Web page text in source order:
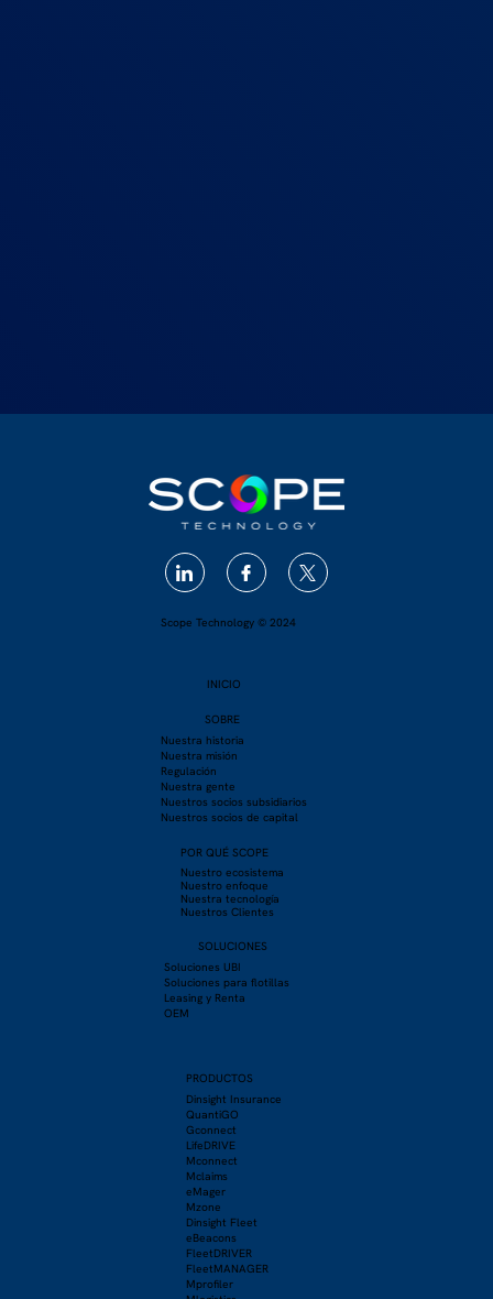
Scope Technology © 2024
INICIO
SOBRE
Nuestra historia
Nuestra misión
Regulación
Nuestra gente
Nuestros socios subsidiarios
Nuestros socios de capital
POR QUÉ SCOPE
Nuestro ecosistema
Nuestro enfoque
Nuestra tecnología
Nuestros Clientes
SOLUCIONES
Soluciones UBI
Soluciones para flotillas
Leasing y Renta
OEM
PRODUCTOS
Dinsight Insurance
QuantiGO
Gconnect
LifeDRIVE
Mconnect
Mclaims
eMager
Mzone
Dinsight Fleet
eBeacons
FleetDRIVER
FleetMANAGER
Mprofiler